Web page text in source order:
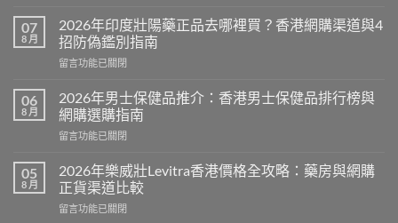
利
吉
藍
P
價
2026：
雙
效
哥
真
用
07
8 月
2026年印度壯陽藥正品去哪裡買？香港網購渠道與4
招防偽鑑別指南
在
年
印
度
壯
藥
正
去
留言功能已關閉
06
8 月
2026年男士保健品推介：香港男士保健品排行榜與
網購選購指南
在
年
男
士
保
留言功能已關閉
05
8 月
2026年樂威壯Levitra香港價格全攻略：藥房與網購
正貨渠道比較
在
留言功能已關閉